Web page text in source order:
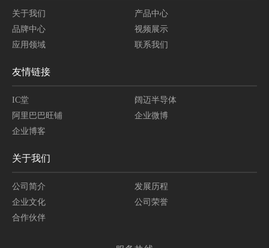
关于我们
产品中心
品牌中心
视频展示
应用领域
联系我们
友情链接
IC堂
阔迈半导体
阿里巴巴旺铺
企业微博
企业博客
关于我们
公司简介
发展历程
企业文化
公司荣誉
合作伙伴